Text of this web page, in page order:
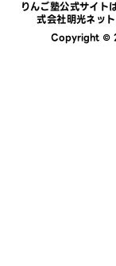
りんご塾公式サイトは
式会社明光ネッ
Copyright ©